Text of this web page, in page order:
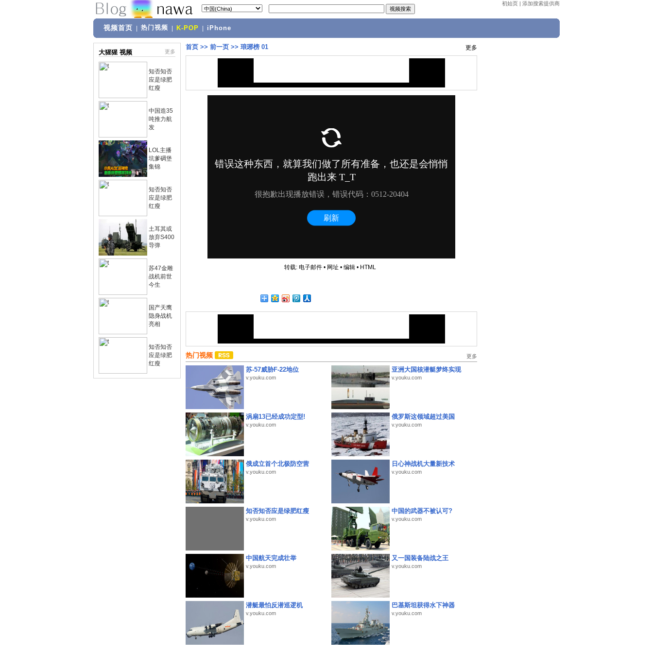
初始页 | 添加搜索提供商
视频首页 热门视频 K-POP iPhone
大猩猩 视频 更多
知否知否
应是绿肥
红瘦
中国造35
吨推力航
发
LOL主播
坑爹碉堡
集锦
知否知否
应是绿肥
红瘦
土耳其或
放弃S400
导弹
苏47金雕
战机前世
今生
国产天鹰
隐身战机
亮相
知否知否
应是绿肥
红瘦
首页 >> 前一页 >> 琅琊榜 01 更多
转载: 电子邮件• 网址 • 编辑• HTML
热门视频 更多
苏-57威胁F-22地位
v.youku.com
亚洲大国核潜艇梦终实现
v.youku.com
涡扇13已经成功定型!
v.youku.com
俄罗斯这领域超过美国
v.youku.com
俄成立首个北极防空营
v.youku.com
日心神战机大量新技术
v.youku.com
知否知否应是绿肥红瘦
v.youku.com
中国的武器不被认可?
v.youku.com
中国航天完成壮举
v.youku.com
又一国装备陆战之王
v.youku.com
潜艇最怕反潜巡逻机
v.youku.com
巴基斯坦获得水下神器
v.youku.com